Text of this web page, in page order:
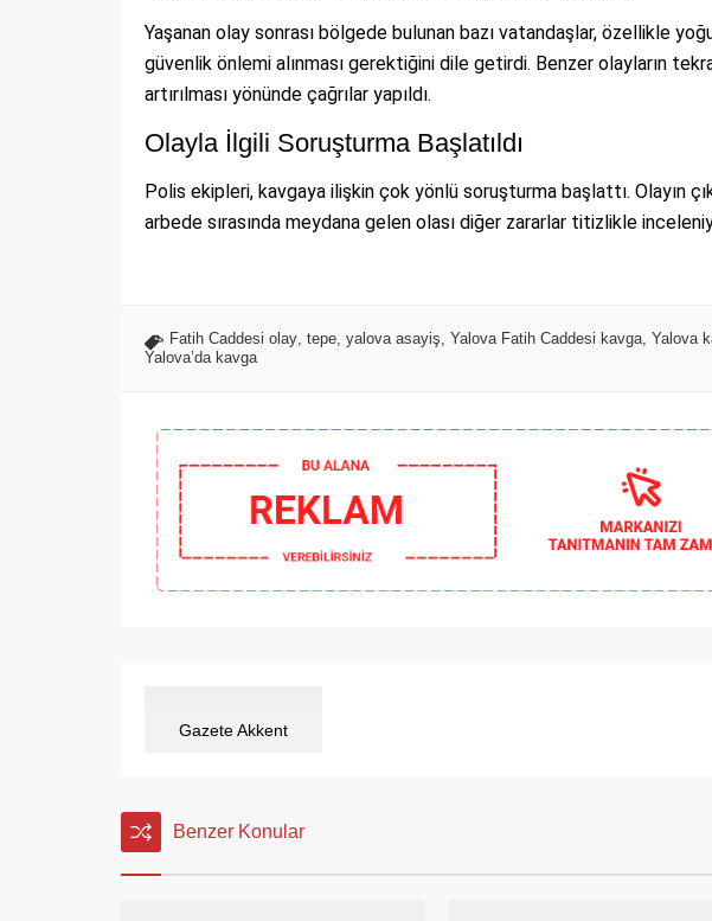
Yaşanan olay sonrası bölgede bulunan bazı vatandaşlar, özellikle
güvenlik önlemi alınması gerektiğini dile getirdi. Benzer olayların
artırılması yönünde çağrılar yapıldı.
Olayla İlgili Soruşturma Başlatıldı
Polis ekipleri, kavgaya ilişkin çok yönlü soruşturma başlattı. Olayın
arbede sırasında meydana gelen olası diğer zararlar titizlikle
Fatih Caddesi olay tepe yalova asayiş Yalova Fatih Caddesi kavga Yalova
Yalova’da kavga
Gazete Akkent
Benzer Konular